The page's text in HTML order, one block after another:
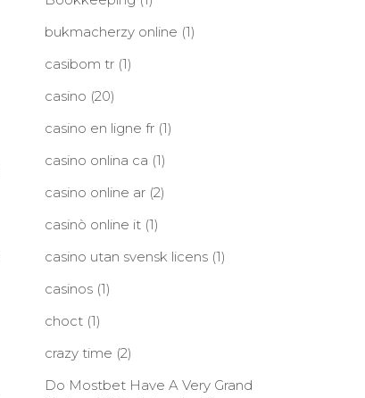
bukmacherzy online (1)
casibom tr(1)
casino (20)
casino en ligne fr(1)
casino onlina ca (1)
casino online ar(2)
casinò online it(1)
casino utan svensk licens(1)
casinos(1)
choct(1)
crazy time (2)
Do Mostbet Have A Very Grand